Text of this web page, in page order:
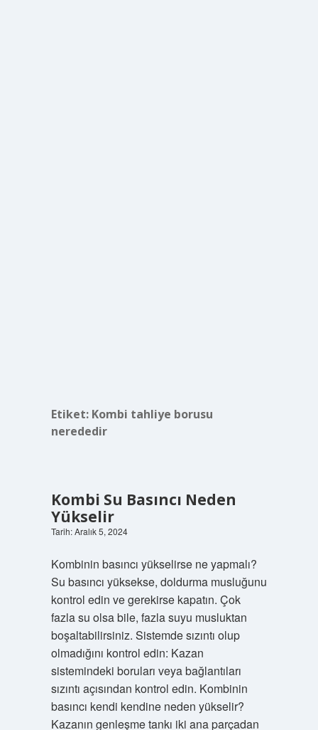
Etiket: Kombi tahliye borusu
nerededir
Kombi Su Basıncı Neden
Yükselir
Tarih: Aralık 5, 2024
Kombinin basıncı yükselirse ne yapmalı?
Su basıncı yüksekse, doldurma musluğunu
kontrol edin ve gerekirse kapatın. Çok
fazla su olsa bile, fazla suyu musluktan
boşaltabilirsiniz. Sistemde sızıntı olup
olmadığını kontrol edin: Kazan
sistemindeki boruları veya bağlantıları
sızıntı açısından kontrol edin. Kombinin
basıncı kendi kendine neden yükselir?
Kazanın genleşme tankı iki ana parçadan